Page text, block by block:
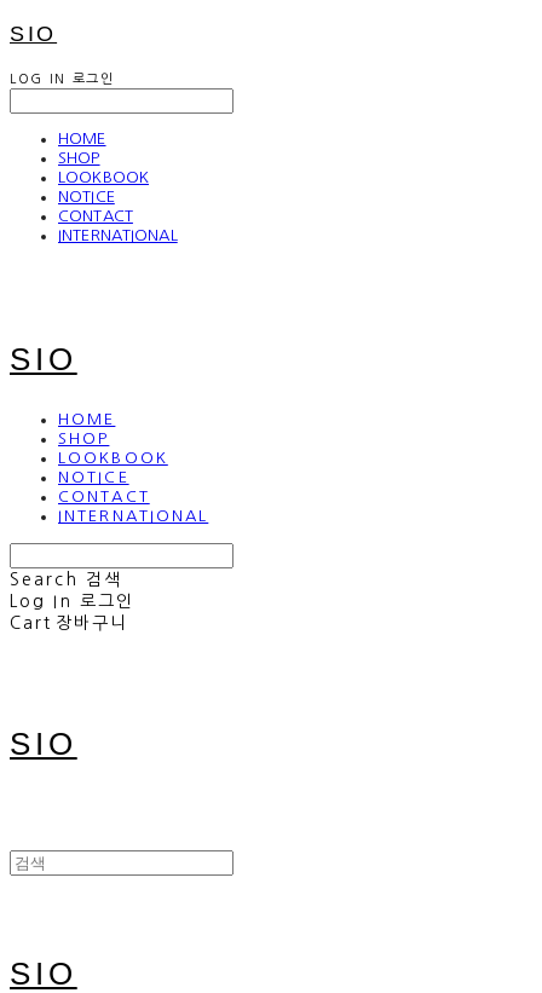
SIO
LOG IN 로그인
HOME
SHOP
LOOKBOOK
NOTICE
CONTACT
INTERNATIONAL
SIO
HOME
SHOP
LOOKBOOK
NOTICE
CONTACT
INTERNATIONAL
Search
검색
Log In
로그인
Cart 장바구니
SIO
SIO